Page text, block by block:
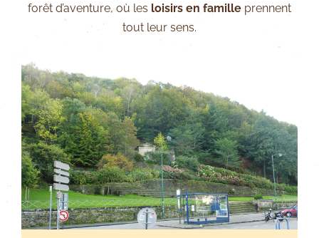
forêt d’aventure, où les loisirs en famille prennent
tout leur sens.